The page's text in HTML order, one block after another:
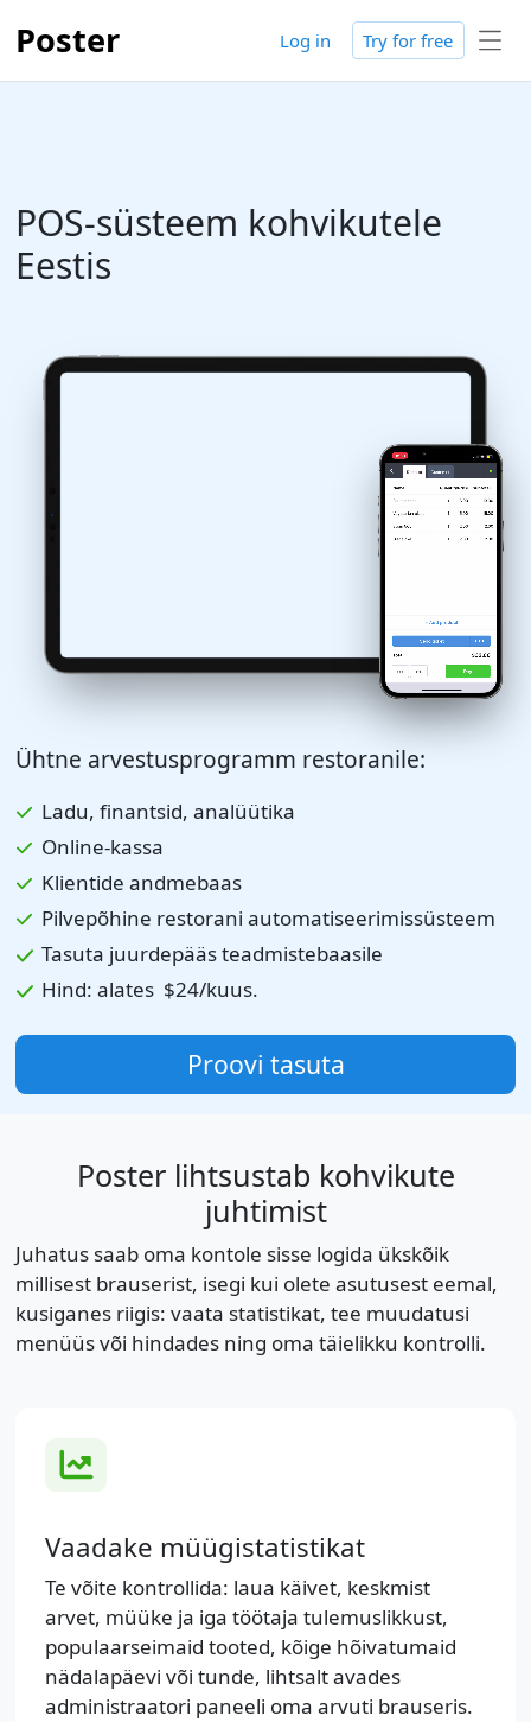
Poster Log in Try for free
POS-süsteem kohvikutele
Eestis
Ühtne arvestusprogramm restoranile:
Ladu, finantsid, analüütika
Online-kassa
Klientide andmebaas
Pilvepõhine restorani automatiseerimissüsteem
Tasuta juurdepääs teadmistebaasile
Hind: alates $24/kuus.
Proovi tasuta
Poster lihtsustab kohvikute
juhtimist
Juhatus saab oma kontole sisse logida ükskõik
millisest brauserist, isegi kui olete asutusest eemal,
kusiganes riigis: vaata statistikat, tee muudatusi
menüüs või hindades ning oma täielikku kontrolli.
Vaadake müügistatistikat
Te võite kontrollida: laua käivet, keskmist
arvet, müüke ja iga töötaja tulemuslikkust,
populaarseimaid tooted, kõige hõivatumaid
nädalapäevi või tunde, lihtsalt avades
administraatori paneeli oma arvuti brauseris.